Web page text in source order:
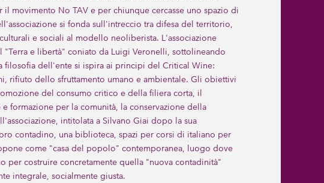
movimento No TAV e per chiunque cercasse uno spazio di
si fonda sull'intreccio tra difesa del territorio,
e sociali al modello neoliberista. L'associazione
e libertà" coniato da Luigi Veronelli, sottolineando
filosofia dell'ente si ispira ai principi del Critical Wine:
rifiuto dello sfruttamento umano e ambientale. Gli obiettivi
del consumo critico e della filiera corta, il
formazione per la comunità, la conservazione della
intitolata a Silvano Giai dopo la sua
contadino, una biblioteca, spazi per corsi di italiano per
come "casa del popolo" contemporanea, luogo dove
per costruire concretamente quella "nuova contadinità"
integrale, socialmente giusta.